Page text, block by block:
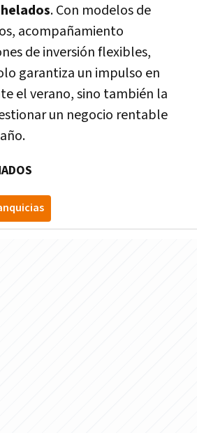
helados. Con modelos de
acompañamiento
de inversión flexibles,
garantiza un impulso en
el verano, sino también la
un negocio rentable